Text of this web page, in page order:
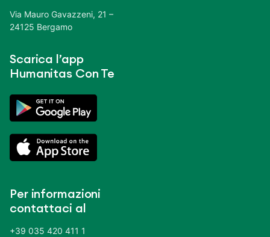
Via Mauro Gavazzeni, 21 –
24125 Bergamo
Scarica l’app
Humanitas Con Te
Per informazioni
contattaci al
+39 035 420 411 1